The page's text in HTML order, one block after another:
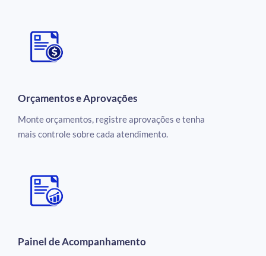
Orçamentos e Aprovações
Monte orçamentos, registre aprovações e tenha
mais controle sobre cada atendimento.
Painel de Acompanhamento